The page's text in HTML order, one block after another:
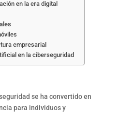
en la era digital
empresarial
en la ciberseguridad
se ha convertido en
para individuos y